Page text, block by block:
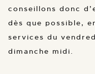
conseillons donc
dès que possible,
services du
dimanche midi.